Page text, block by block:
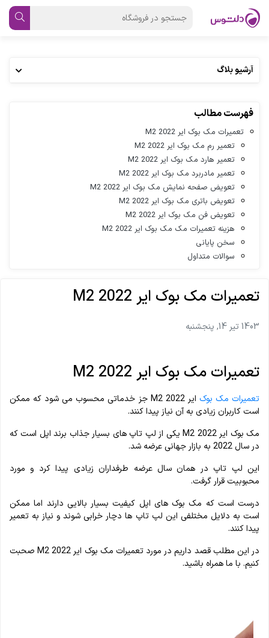
آرشیو بلاگ
فهرست مطالب
تعمیرات مک بوک ایر M2 2022
تعمیر رم مک بوک ایر M2 2022
تعمیر هارد مک بوک ایر M2 2022
تعمیر مادربرد مک بوک ایر M2 2022
تعویض صفحه نمایش مک بوک ایر M2 2022
تعویض باتری مک بوک ایر M2 2022
تعویض فن مک بوک ایر M2 2022
هزینه تعمیرات مک مک بوک ایر M2 2022
سخن پایانی
سوالات متداول
تعمیرات مک بوک ایر M2 2022
1403 تیر 14, پنجشنبه
تعمیرات مک بوک ایر M2 2022
تعمیرات مک بوک
ایر M2 2022 جز خدماتی محسوب می شود که ممکن
است کاربران زیادی به آن نیاز پیدا کنند.
مک بوک ایر M2 2022 یکی از لپ تاپ های بسیار جذاب برند اپل است که
در سال 2022 به بازار جهانی عرضه شد.
این لپ تاپ در همان سال عرضه طرفداران زیادی پیدا کرد و مورد
محبوبیت قرار گرفت.
درست است که مک بوک های اپل کیفیت بسیار بالایی دارند اما ممکن
است به دلایل مختلفی این لپ تاپ ها دچار خرابی شوند و نیاز به تعمیر
پیدا کنند.
در این مطلب قصد داریم در مورد تعمیرات مک بوک ایر M2 2022 صحبت
کنیم. با ما همراه باشید.